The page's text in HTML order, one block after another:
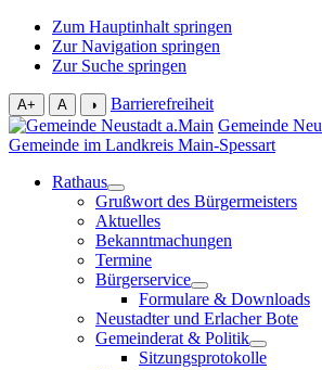
Zum Hauptinhalt springen
Zur Navigation springen
Zur Suche springen
A+ A ◑
Barrierefreiheit
Gemeinde
Gemeinde im Landkreis Main-Spessart
Rathaus
Grußwort des Bürgermeisters
Aktuelles
Bekanntmachungen
Termine
Bürgerservice
Formulare & Downloads
Neustadter und Erlacher Bote
Gemeinderat & Politik
Sitzungsprotokolle